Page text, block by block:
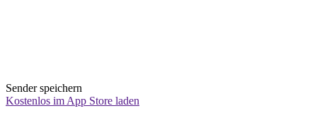
Sender speichern
Kostenlos im App Store laden